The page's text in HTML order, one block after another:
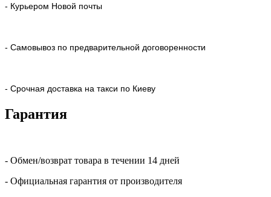
- Курьером Новой почты
- Самовывоз по предварительной договоренности
- Срочная доставка на такси по Киеву
Гарантия
- Обмен/возврат товара в течении 14 дней
- Официальная гарантия от производителя